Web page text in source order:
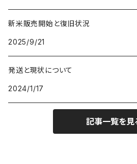
新米販売開始と復旧状況
2025/9/21
発送と現状について
2024/1/17
記事一覧を見